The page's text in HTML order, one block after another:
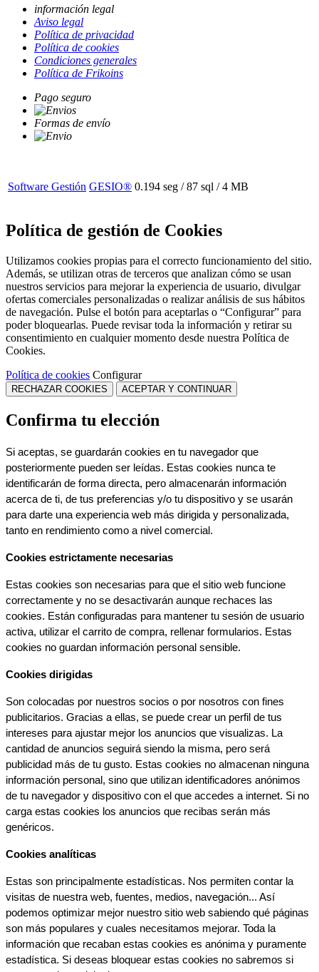
información legal
Aviso legal
Política de privacidad
Política de cookies
Condiciones generales
Política de Frikoins
Pago seguro
Formas de envío
Software Gestión GESIO® 0.194 seg /87 sql / 4 MB
Política de gestión de Cookies
Utilizamos cookies propias para el correcto funcionamiento del sitio.
Además, se utilizan otras de terceros que analizan cómo se usan
nuestros servicios para mejorar la experiencia de usuario, divulgar
ofertas comerciales personalizadas o realizar análisis de sus hábitos
de navegación. Pulse el botón para aceptarlas o “Configurar” para
poder bloquearlas. Puede revisar toda la información y retirar su
consentimiento en cualquier momento desde nuestra Política de
Cookies.
Política de cookies Configurar
RECHAZAR COOKIES ACEPTAR Y CONTINUAR
Confirma tu elección
Si aceptas, se guardarán cookies en tu navegador que
posteriormente pueden ser leídas. Estas cookies nunca te
identificarán de forma directa, pero almacenarán información
acerca de ti, de tus preferencias y/o tu dispositivo y se usarán
para darte una experiencia web más dirigida y personalizada,
tanto en rendimiento como a nivel comercial.
Cookies estrictamente necesarias
Estas cookies son necesarias para que el sitio web funcione
correctamente y no se desactivarán aunque rechaces las
cookies. Están configuradas para mantener tu sesión de usuario
activa, utilizar el carrito de compra, rellenar formularios. Estas
cookies no guardan información personal sensible.
Cookies dirigidas
Son colocadas por nuestros socios o por nosotros con fines
publicitarios. Gracias a ellas, se puede crear un perfil de tus
intereses para ajustar mejor los anuncios que visualizas. La
cantidad de anuncios seguirá siendo la misma, pero será
publicidad más de tu gusto. Estas cookies no almacenan ninguna
información personal, sino que utilizan identificadores anónimos
de tu navegador y dispositivo con el que accedes a internet. Si no
carga estas cookies los anuncios que recibas serán más
genéricos.
Cookies analíticas
Estas son principalmente estadísticas. Nos permiten contar la
visitas de nuestra web, fuentes, medios, navegación... Así
podemos optimizar mejor nuestro sitio web sabiendo qué páginas
son más populares y cuales necesitamos mejorar. Toda la
información que recaban estas cookies es anónima y puramente
estadística. Si deseas bloquear estas cookies no sabremos si